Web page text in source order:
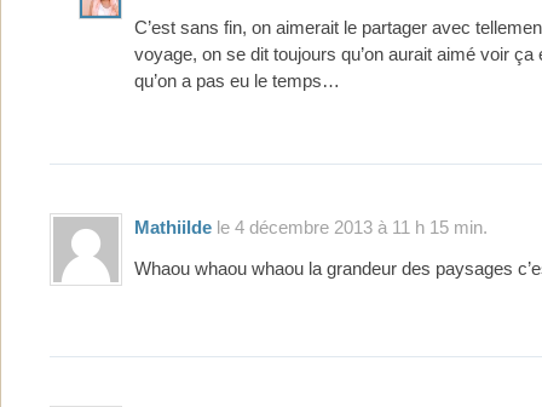
C’est sans fin, on aimerait le partager avec
voyage, on se dit toujours qu’on aurait aimé voir ça
qu’on a pas eu le temps…
Mathiilde le 4 décembre 2013 à 11 h 15 min.
Whaou whaou whaou la grandeur des paysages